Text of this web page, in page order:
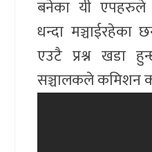
बनेका यी
धन्दा मञ्चाईरहेका
एउटै प्रश्न खडा
सञ्चालकले कमिशन